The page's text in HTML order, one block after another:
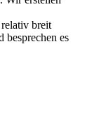
breit
besprechen es